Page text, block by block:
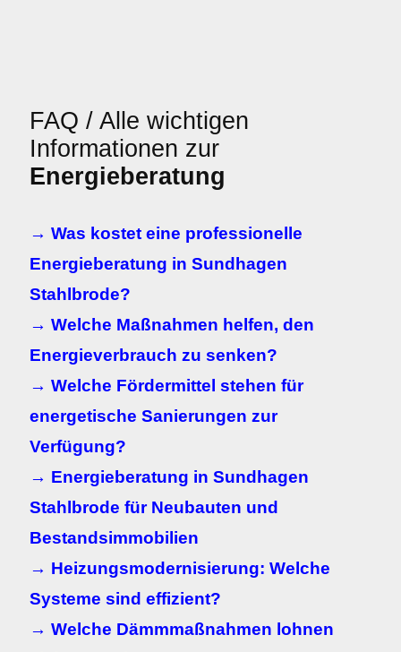
FAQ / Alle wichtigen
Informationen zur
Energieberatung
→ Was kostet eine professionelle
Energieberatung in Sundhagen
Stahlbrode?
→ Welche Maßnahmen helfen, den
Energieverbrauch zu senken?
→ Welche Fördermittel stehen für
energetische Sanierungen zur
Verfügung?
→ Energieberatung in Sundhagen
Stahlbrode für Neubauten und
Bestandsimmobilien
→ Heizungsmodernisierung: Welche
Systeme sind effizient?
→ Welche Dämmmaßnahmen lohnen